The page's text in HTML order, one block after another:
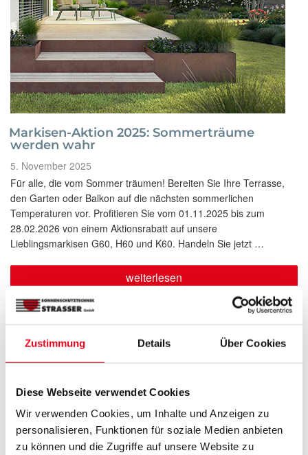
Zustimmung Details Über Cookies
Diese Webseite verwendet Cookies
Wir verwenden Cookies, um Inhalte und Anzeigen zu
personalisieren, Funktionen für soziale Medien anbieten
zu können und die Zugriffe auf unsere Website zu
Markisen-Aktion 2025: Sommerträume
werden wahr
Veröffentlicht
am
5. November 2025
Für alle, die vom Sommer träumen! Bereiten Sie Ihre Terrasse,
den Garten oder Balkon auf die nächsten sommerlichen
Temperaturen vor. Profitieren Sie vom 01.11.2025 bis zum
28.02.2026 von einem Aktionsrabatt auf unsere
Lieblingsmarkisen G60, H60 und K60. Handeln Sie jetzt …
„Markisen-
Aktion
werden
weiterlesen